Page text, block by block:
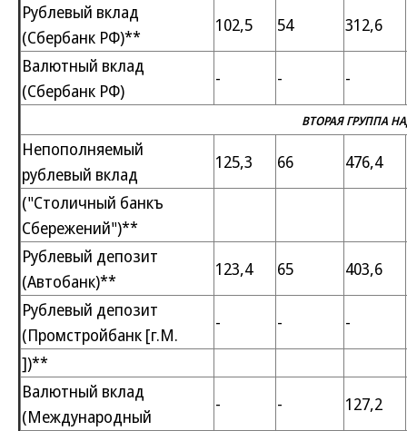
Рублевый вклад
(Сбербанк РФ)**
102,5 54
312,6
Валютный вклад
(Сбербанк РФ)
- - -
ВТОРАЯ ГРУППА
Непополняемый
рублевый вклад
125,3 66
476,4
("Столичный банкъ
Сбережений")**
Рублевый депозит
(Автобанк)**
123,4 65
403,6
Рублевый депозит
(Промстройбанк [г.М.
- -
-
])**
Валютный вклад
(Международный
- -
127,2